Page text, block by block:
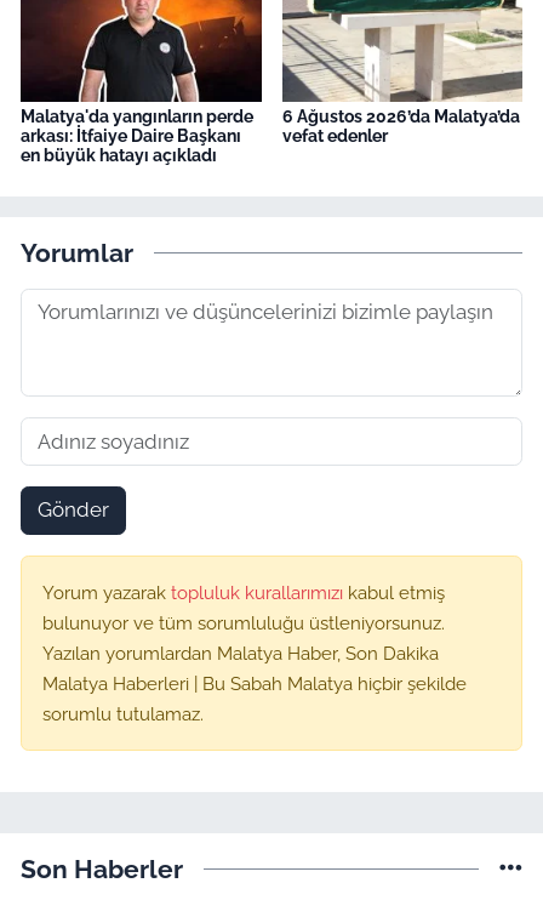
Malatya'da yangınların perde
arkası: İtfaiye Daire Başkanı
en büyük hatayı açıkladı
6 Ağustos 2026’da Malatya’da
vefat edenler
Yorumlar
Gönder
Yorum yazarak topluluk kurallarımızı kabul etmiş
bulunuyor ve tüm sorumluluğu üstleniyorsunuz.
Yazılan yorumlardan Malatya Haber, Son Dakika
Malatya Haberleri | Bu Sabah Malatya hiçbir şekilde
sorumlu tutulamaz.
Son Haberler